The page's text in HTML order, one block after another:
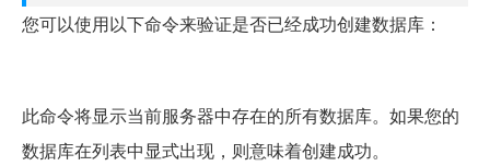
您可以使用以下命令来验证是否已经成功创建数据库：
此命令将显示当前服务器中存在的所有数据库。如果您的
数据库在列表中显式出现，则意味着创建成功。